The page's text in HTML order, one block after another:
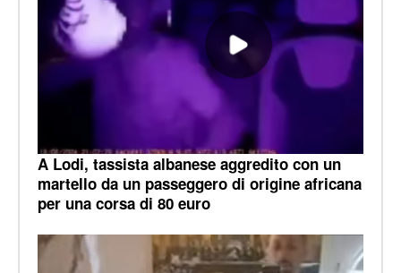
A Lodi, tassista albanese aggredito con un
martello da un passeggero di origine africana
per una corsa di 80 euro